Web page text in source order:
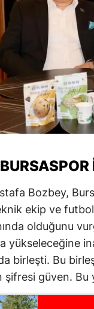
Bozbey,
ekip ve
olduğunu
yükseleceğine
birleşti. Bu
şifresi güven. Bu